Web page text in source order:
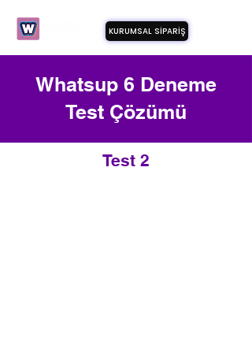
KURUMSAL SİPARİŞ
Whatsup 6 Deneme
Test Çözümü
Test 2